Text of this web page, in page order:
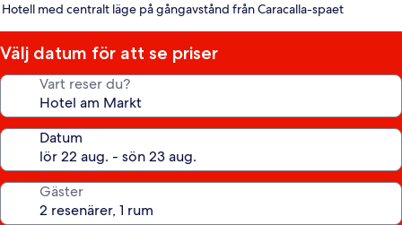
Hotell med centralt läge på gångavstånd från Caracalla-spaet
Välj datum för att se priser
Vart reser du?
Datum
Gäster